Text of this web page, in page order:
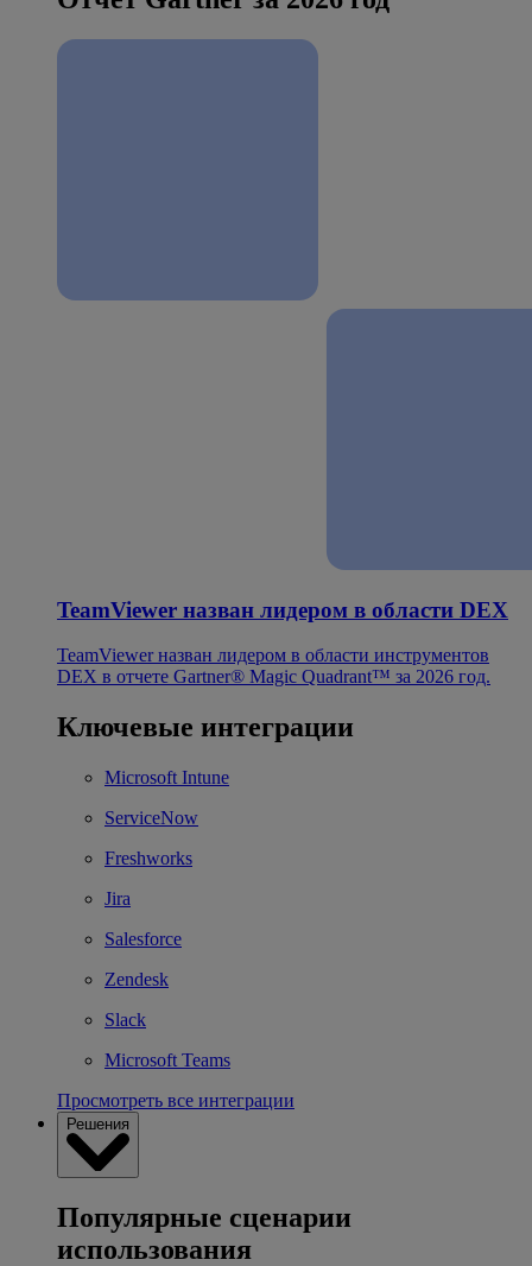
TeamViewer назван лидером в области DEX
TeamViewer назван лидером в области инструментов
DEX в отчете Gartner® Magic Quadrant™ за 2026 год.
Ключевые интеграции
Microsoft Intune
ServiceNow
Freshworks
Jira
Salesforce
Zendesk
Slack
Microsoft Teams
Просмотреть все интеграции
Решения
Популярные сценарии
использования